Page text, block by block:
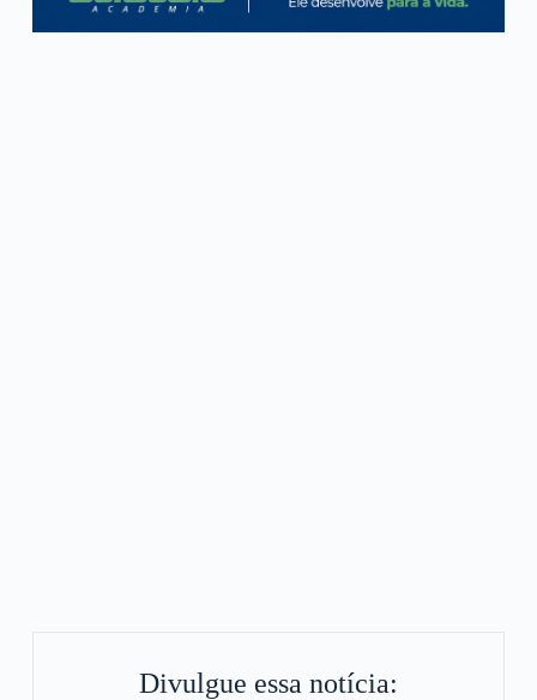
Divulgue essa notícia: